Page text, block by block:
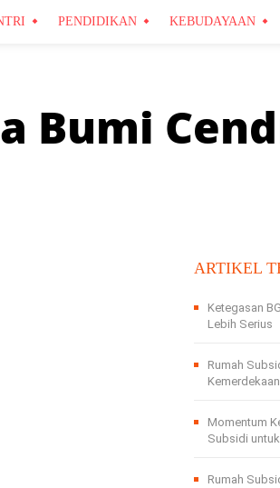
PENDIDIKAN KEBUDAYAAN
Bumi
ARTIKEL
Ketegasan
Lebih Serius
Rumah
Momentum
Subsidi
Rumah